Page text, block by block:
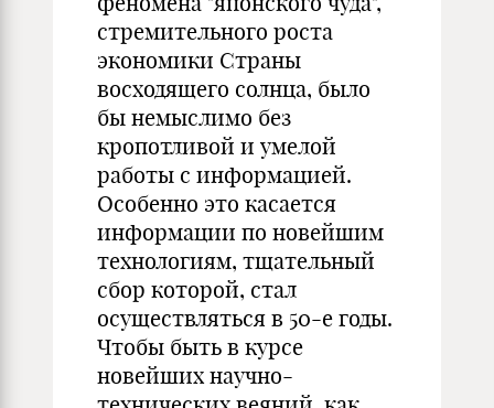
стремительного роста
экономики Страны
восходящего солнца, было
бы немыслимо без
кропотливой и умелой
работы с информацией.
Особенно это касается
информации по новейшим
технологиям, тщательный
сбор которой, стал
осуществляться в 50-е годы.
Чтобы быть в курсе
новейших научно-